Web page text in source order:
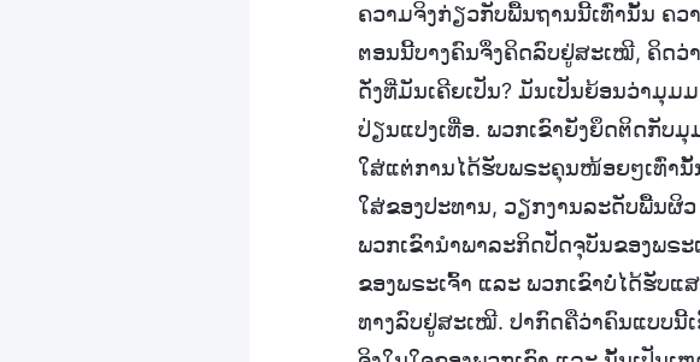
ຄວາມຈິງກ່ຽວກັບພື້ນຖານນີ້ເທົ່ານັ້ນ ຄວ
ຕອນນີ້ບາງຄົນຈຶ່ງຄິດລົບຢູ່ສະເໝີ, ຄິດວ່
ດັ່ງທີ່ມັນເຄີຍເປັນ? ມັນເປັນຍ້ອນວ່າມຸມ
ປ່ຽນແປງເທື່ອ. ພວກເຂົາຍັງຍຶດຕິດກັບມຸ
ໃສ່ແຕ່ການໄດ້ຮັບພຣະຄຸນໜ້ອຍໆເທົ່າ
ໃສ່ຂອງປະທານ, ວຽກງານລະດັບພື້ນ
ພວກເຂົານຳພາລະກິດປັດຈຸບັນຂອງພຣ
ຂອງພຣະເຈົ້າ ແລະ ພວກເຂົາບໍ່ໄດ້ຮັບ
ທາງລົບຢູ່ສະເໝີ. ປາກົດຄືວ່າຄົນແບບນີ້